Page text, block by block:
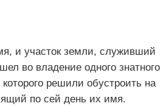
и участок земли, служивший
во владение одного знатного
решили обустроить на
по сей день их имя.